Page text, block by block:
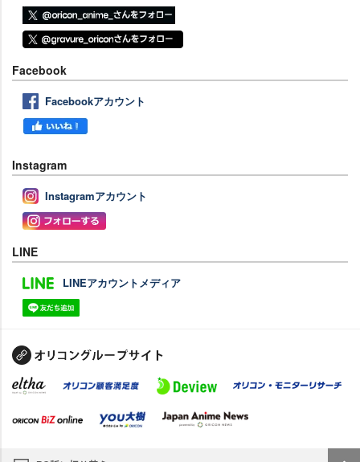
Facebook
Facebookアカウント
Instagram
Instagramアカウント
LINE
LINEアカウントメディア